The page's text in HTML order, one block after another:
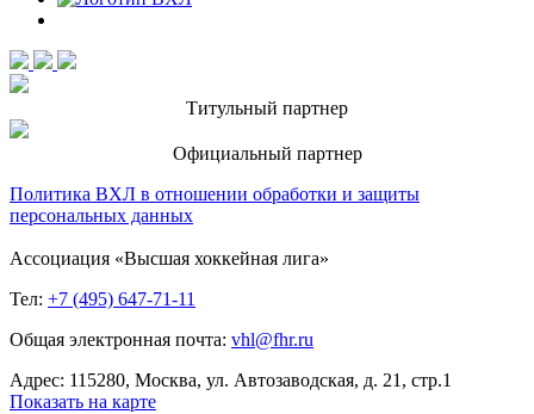
Титульный партнер
Официальный партнер
Политика ВХЛ в отношении обработки и защиты
персональных данных
Ассоциация «Высшая хоккейная лига»
Тел: +7 (495) 647-71-11
Общая электронная почта: vhl@fhr.ru
Адрес: 115280, Москва, ул. Автозаводская, д. 21, стр.1
Показать на карте